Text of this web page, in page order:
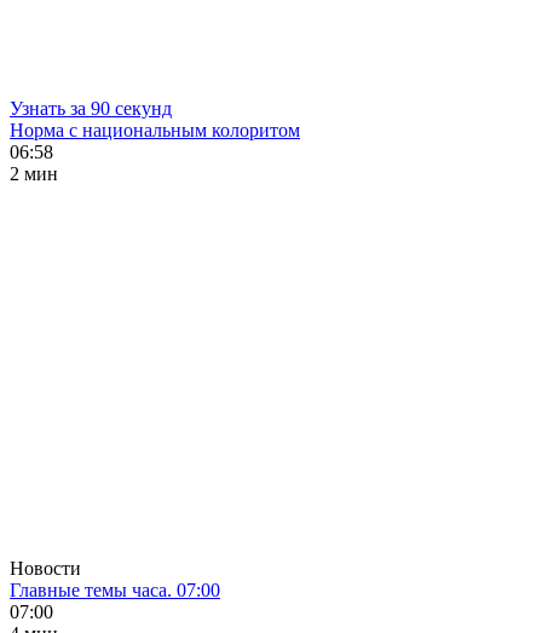
Узнать за 90 секунд
Норма с национальным колоритом
06:58
2 мин
Новости
Главные темы часа. 07:00
07:00